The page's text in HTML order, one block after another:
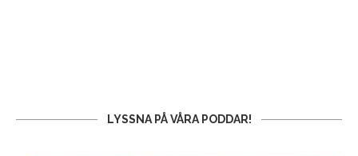
LYSSNA PÅ VÅRA PODDAR!